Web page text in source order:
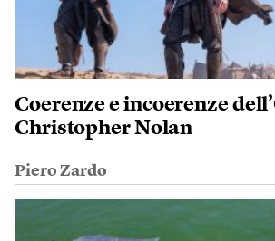
Coerenze e incoerenze
Christopher Nolan
Piero Zardo